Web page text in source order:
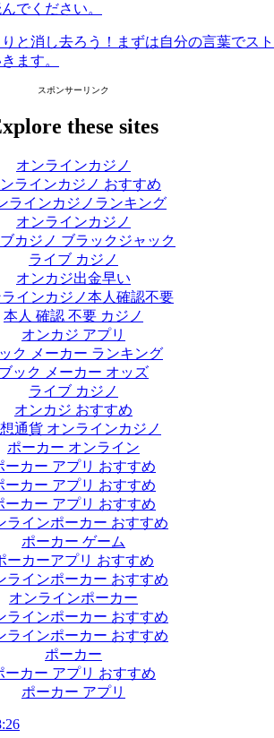
でください。
と消し去ろう！まずは自分の言葉でスト
ます。
スポンサーリンク
these sites
オンラインカジノ
ラインカジノ おすすめ
ラインカジノランキング
オンラインカジノ
カジノ ブラックジャック
ライブ カジノ
オンカジ出金早い
インカジノ本人確認不要
本人 確認 不要 カジノ
オンカジ アプリ
ク メーカー ランキング
ブック メーカー オッズ
ライブ カジノ
オンカジ おすすめ
通貨 オンラインカジノ
ポーカー オンライン
ーカー アプリ おすすめ
ーカー アプリ おすすめ
ーカー アプリ おすすめ
ラインポーカー おすすめ
ポーカー ゲーム
ーカーアプリ おすすめ
ラインポーカー おすすめ
オンラインポーカー
ラインポーカー おすすめ
ラインポーカー おすすめ
ポーカー
ーカー アプリ おすすめ
ポーカー アプリ